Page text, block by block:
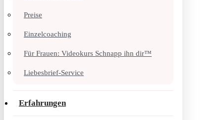
Preise
Einzelcoaching
Für Frauen: Videokurs Schnapp ihn dir™
Liebesbrief-Service
Erfahrungen